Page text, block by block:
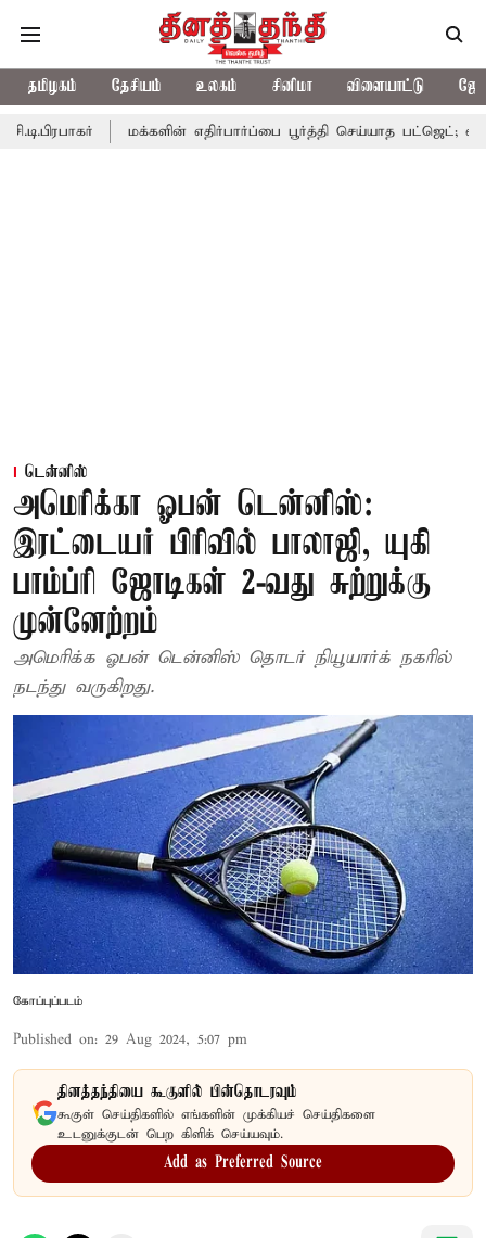
தமிழகம் தேசியம் உலகம் சினிமா விளையாட்டு
மக்களின் எதிர்பார்ப்பை பூர்த்தி செய்யாத பட்ஜெட்; எடப்பாடி
டென்னிஸ்
அமெரிக்கா ஓபன் டென்னிஸ்:
இரட்டையர் பிரிவில் பாலாஜி, யுகி
பாம்ப்ரி ஜோடிகள் 2-வது சுற்றுக்கு
முன்னேற்றம்
அமெரிக்க ஓபன் டென்னிஸ் தொடர் நியூயார்க் நகரில்
நடந்து வருகிறது.
கோப்புப்படம்
Published on: 29 Aug 2024, 5:07 pm
தினத்தந்தியை கூகுளில் பின்தொடரவும்
கூகுள் செய்திகளில் எங்களின் முக்கியச் செய்திகளை
உடனுக்குடன் பெற கிளிக் செய்யவும்.
Add as Preferred Source